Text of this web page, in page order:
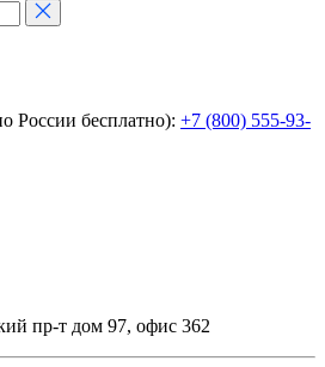
России бесплатно): +7 (800) 555-93-
пр-т дом 97, офис 362